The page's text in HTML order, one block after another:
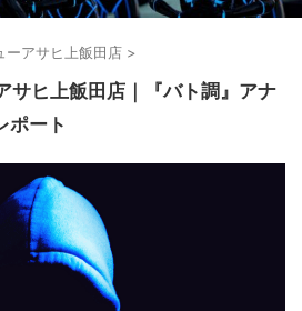
ーアサヒ上飯田店 >
サヒ上飯田店｜『バト調』アナ
ポート